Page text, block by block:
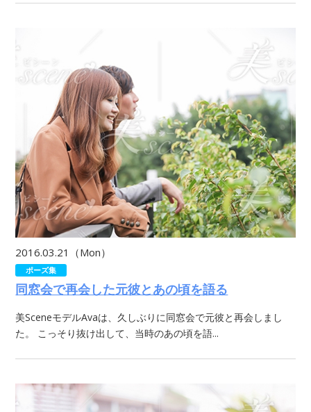
2016.03.21（Mon）
ポーズ集
同窓会で再会した元彼とあの頃を語る
美SceneモデルAvaは、久しぶりに同窓会で元彼と再会しまし
た。 こっそり抜け出して、当時のあの頃を語...